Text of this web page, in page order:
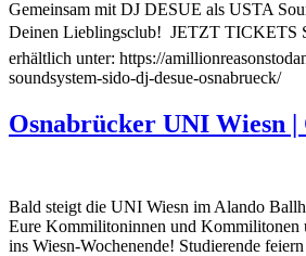
Gemeinsam mit DJ DESUE als USTA
Deinen Lieblingsclub! ️ JETZT
erhältlich unter: https://
soundsystem-sido-dj-desue-osnabrueck/
Osnabrücker UNI Wiesn
Bald steigt die UNI Wiesn im Alando
Eure Kommilitoninnen und Kommilitonen
ins Wiesn-Wochenende! Studierende